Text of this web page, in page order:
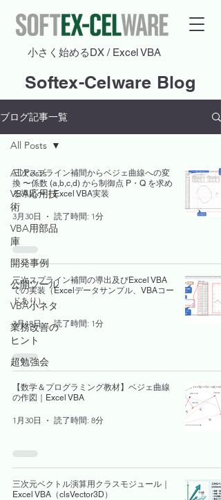
​小さく始めるDX / Excel VBA
Softex-Celware Blog
ブログ記事一覧
All Posts
VBA応用技
術
VBA用部品
庫
開発事例
公開ツール
VBA小ネタ
業務改善の
ヒント
超勉強会
All Posts
三次スプライン補間からベジェ曲線への変
換 〜係数 (a,b,c,d) から制御点 P・Q を求め
る導出〜｜Excel VBA実装
3月30日 読了時間: 1分
三次スプライン補間の導出及びExcel VBA
での実装（Excelデータサンプル、VBAコー
ドあり）
3月18日 読了時間: 1分
【数学＆プログラミング教材】ベジェ曲線
の作図｜Excel VBA
1月30日 読了時間: 8分
三次元ベクトル演算用クラスモジュール｜
Excel VBA（clsVector3D）